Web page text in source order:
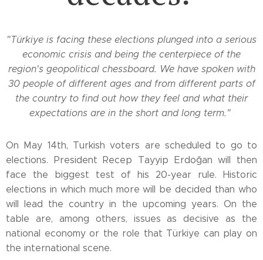
"Türkiye is facing these elections plunged into a serious
economic crisis and being the centerpiece of the
region's geopolitical chessboard. We have spoken with
30 people of different ages and from different parts of
the country to find out how they feel and what their
expectations are in the short and long term."
On May 14th, Turkish voters are scheduled to go to
elections. President Recep Tayyip Erdoğan will then
face the biggest test of his 20-year rule. Historic
elections in which much more will be decided than who
will lead the country in the upcoming years. On the
table are, among others, issues as decisive as the
national economy or the role that Türkiye can play on
the international scene.